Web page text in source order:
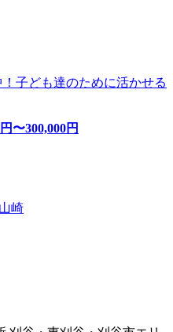
子ども達のために活かせる
円〜300,000円
崎